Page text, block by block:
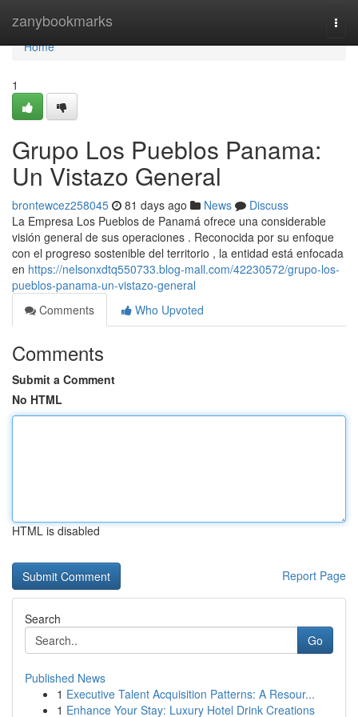
zanybookmarks
Home
Home
1
Grupo Los Pueblos Panama:
Un Vistazo General
brontewcez258045 81 days ago News
Discuss
La Empresa Los Pueblos de Panamá ofrece una considerable
visión general de sus operaciones . Reconocida por su enfoque
con el progreso sostenible del territorio , la entidad está enfocada
en https://nelsonxdtq550733.blog-mall.com/42230572/grupo-los-
pueblos-panama-un-vistazo-general
Comments
Who Upvoted
Comments
Submit a Comment
No HTML
HTML is disabled
Report Page
Search
Go
Published News
1 Executive Talent Acquisition Patterns: A Resour...
1 Enhance Your Stay: Luxury Hotel Drink Creations